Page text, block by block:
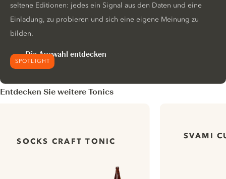
SPOTLIGHT
seltene Editionen: jedes ein Signal aus den Daten und eine
Einladung, zu probieren und sich eine eigene Meinung zu
bilden.
Die Auswahl entdecken
Entdecken Sie weitere Tonics
SOCKS CRAFT TONIC
SVAMI